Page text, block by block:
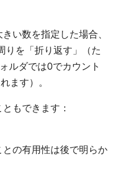
い数を指定した場合、
りを「折り返す」（た
ルダでは0でカウント
ます）。
もできます：
の有用性は後で明らか